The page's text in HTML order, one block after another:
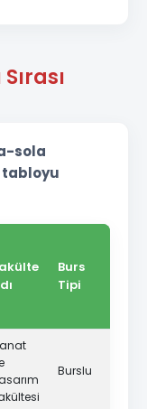
sola
Burs
Tipi
Burslu